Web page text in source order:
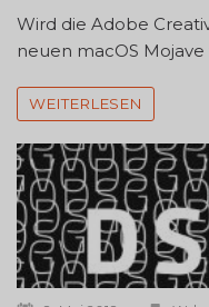
Wird die Adobe
neuen macOS
WEITERLESEN